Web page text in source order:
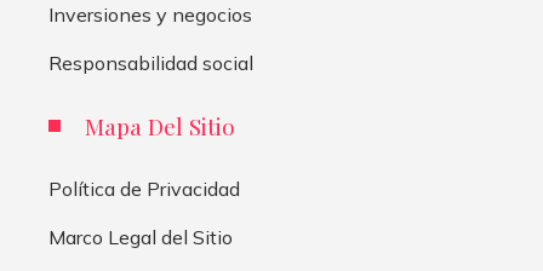
Inversiones y negocios
Responsabilidad social
Mapa Del Sitio
Política de Privacidad
Marco Legal del Sitio